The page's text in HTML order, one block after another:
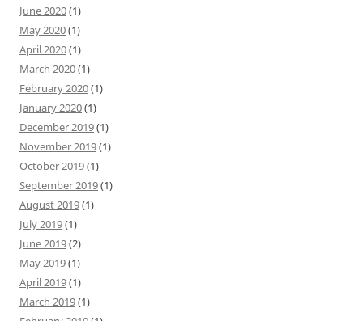
June 2020(1)
May 2020(1)
April 2020(1)
March 2020(1)
February 2020(1)
January 2020(1)
December 2019(1)
November 2019(1)
October 2019(1)
September 2019(1)
August 2019(1)
July 2019(1)
June 2019(2)
May 2019(1)
April 2019(1)
March 2019(1)